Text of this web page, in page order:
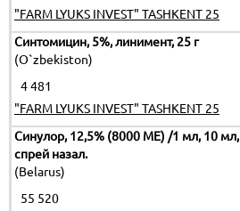
"FARM LYUKS INVEST" TASHKENT 25
Синтомицин, 5%, линимент, 25 г
(O`zbekiston)
4 481
"FARM LYUKS INVEST" TASHKENT 25
Синулор, 12,5% (8000 МЕ) /1 мл, 10 мл,
спрей назал.
(Belarus)
55 520